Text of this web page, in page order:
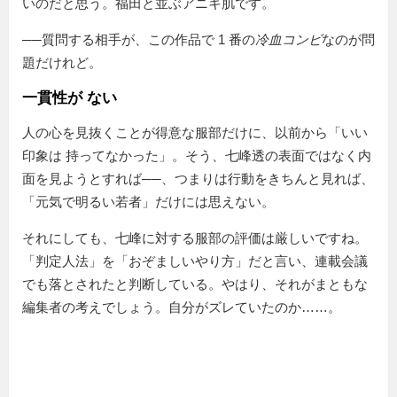
いのだと思う。福田と並ぶアニキ肌です。
──質問する相手が、この作品で 1 番の冷血コンビなのが問
題だけれど。
一貫性が ない
人の心を見抜くことが得意な服部だけに、以前から
いい
印象は 持ってなかった
。そう、七峰透の表面ではなく内
面を見ようとすれば──、つまりは行動をきちんと見れば、
「元気で明るい若者」だけには思えない。
それにしても、七峰に対する服部の評価は厳しいですね。
「判定人法」を
おぞましいやり方
だと言い、連載会議
でも落とされたと判断している。やはり、それがまともな
編集者の考えでしょう。自分がズレていたのか……。